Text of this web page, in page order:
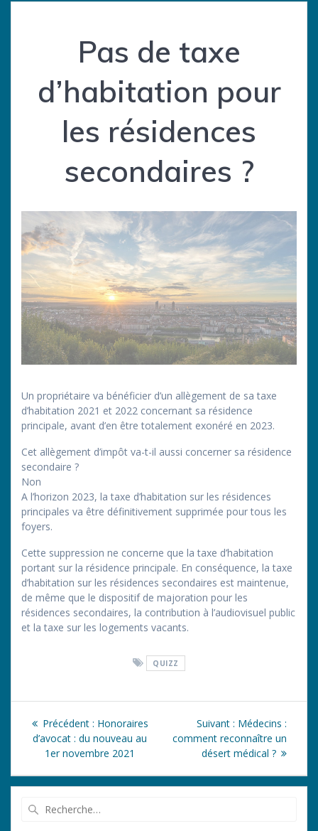
Pas de taxe
d’habitation pour
les résidences
secondaires ?
Un propriétaire va bénéficier d’un allègement de sa taxe
d’habitation 2021 et 2022 concernant sa résidence
principale, avant d’en être totalement exonéré en 2023.
Cet allègement d’impôt va-t-il aussi concerner sa résidence
secondaire ?
Non
A l’horizon 2023, la taxe d’habitation sur les résidences
principales va être définitivement supprimée pour tous les
foyers.
Cette suppression ne concerne que la taxe d’habitation
portant sur la résidence principale. En conséquence, la taxe
d’habitation sur les résidences secondaires est maintenue,
de même que le dispositif de majoration pour les
résidences secondaires, la contribution à l’audiovisuel public
et la taxe sur les logements vacants.
QUIZZ
Navigation
de
l’article
Précédent : Article
précédent
:
Honoraires
d’avocat : du nouveau au
1er novembre 2021
Suivant : Article
suivant
:
Médecins :
comment reconnaître un
désert médical ?